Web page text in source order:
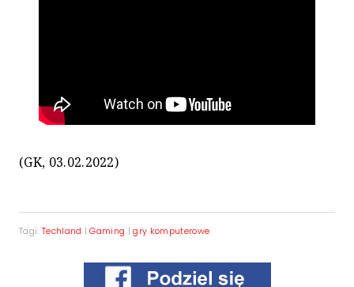
(GK, 03.02.2022)
Tagi: Techland |Gaming |gry komputerowe